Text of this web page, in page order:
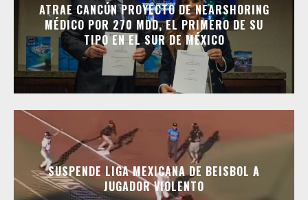
ATRAE CANCÚN PROYECTO DE NEARSHORING
MÉDICO POR 270 MDD, EL PRIMERO DE SU
TIPO EN EL SUR DE MÉXICO
SUSPENDE LIGA MEXICANA DE BEISBOL A
JUGADOR VIOLENTO